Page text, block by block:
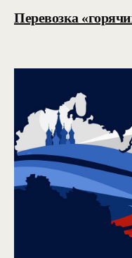
Перевозка
127273 г.
Отрадная 2Б,
+7 (495) 921-
info@tk-
tkcenterru